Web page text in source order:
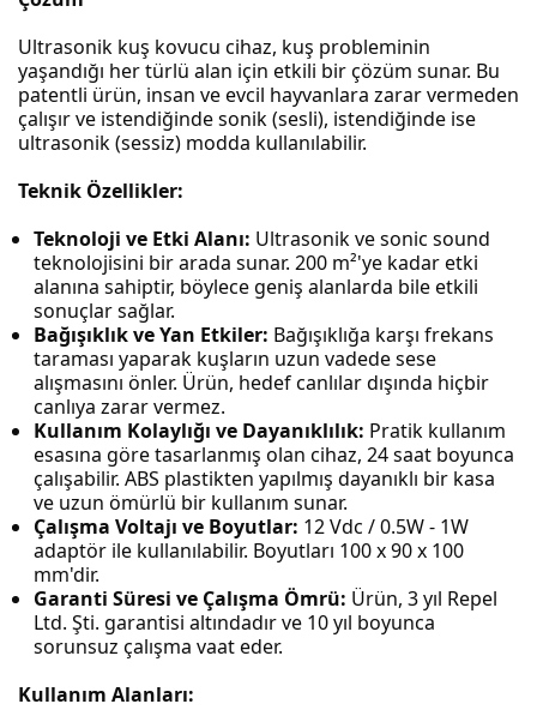
Ultrasonik kuş kovucu cihaz, kuş probleminin
yaşandığı her türlü alan için etkili bir çözüm sunar. Bu
patentli ürün, insan ve evcil hayvanlara zarar vermeden
çalışır ve istendiğinde sonik (sesli), istendiğinde ise
ultrasonik (sessiz) modda kullanılabilir.
Teknik Özellikler:
Teknoloji ve Etki Alanı: Ultrasonik ve sonic sound
teknolojisini bir arada sunar. 200 m²'ye kadar etki
alanına sahiptir, böylece geniş alanlarda bile etkili
sonuçlar sağlar.
Bağışıklık ve Yan Etkiler: Bağışıklığa karşı frekans
taraması yaparak kuşların uzun vadede sese
alışmasını önler. Ürün, hedef canlılar dışında hiçbir
canlıya zarar vermez.
Kullanım Kolaylığı ve Dayanıklılık: Pratik kullanım
esasına göre tasarlanmış olan cihaz, 24 saat boyunca
çalışabilir. ABS plastikten yapılmış dayanıklı bir kasa
ve uzun ömürlü bir kullanım sunar.
Çalışma Voltajı ve Boyutlar: 12 Vdc / 0.5W - 1W
adaptör ile kullanılabilir. Boyutları 100 x 90 x 100
mm'dir.
Garanti Süresi ve Çalışma Ömrü: Ürün, 3 yıl Repel
Ltd. Şti. garantisi altındadır ve 10 yıl boyunca
sorunsuz çalışma vaat eder.
Kullanım Alanları: